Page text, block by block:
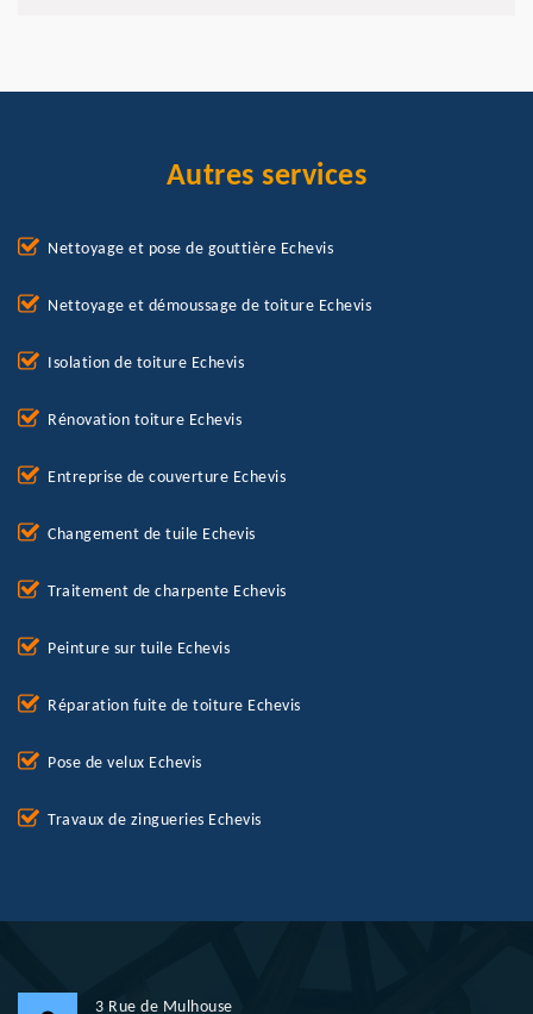
Autres services
Nettoyage et pose de gouttière Echevis
Nettoyage et démoussage de toiture Echevis
Isolation de toiture Echevis
Rénovation toiture Echevis
Entreprise de couverture Echevis
Changement de tuile Echevis
Traitement de charpente Echevis
Peinture sur tuile Echevis
Réparation fuite de toiture Echevis
Pose de velux Echevis
Travaux de zingueries Echevis
3 Rue de Mulhouse